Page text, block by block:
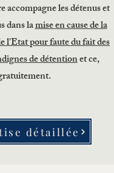
les détenus et
dans lamise en cause de la
l'Etat pour faute du fait des
de détentionet ce,
détaillée